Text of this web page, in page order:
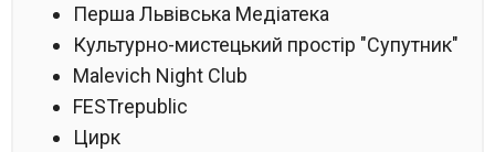
Перша Львівська Медіатека
Культурно-мистецький простір "Супутник"
Malevich Night Club
FESTrepublic
Цирк